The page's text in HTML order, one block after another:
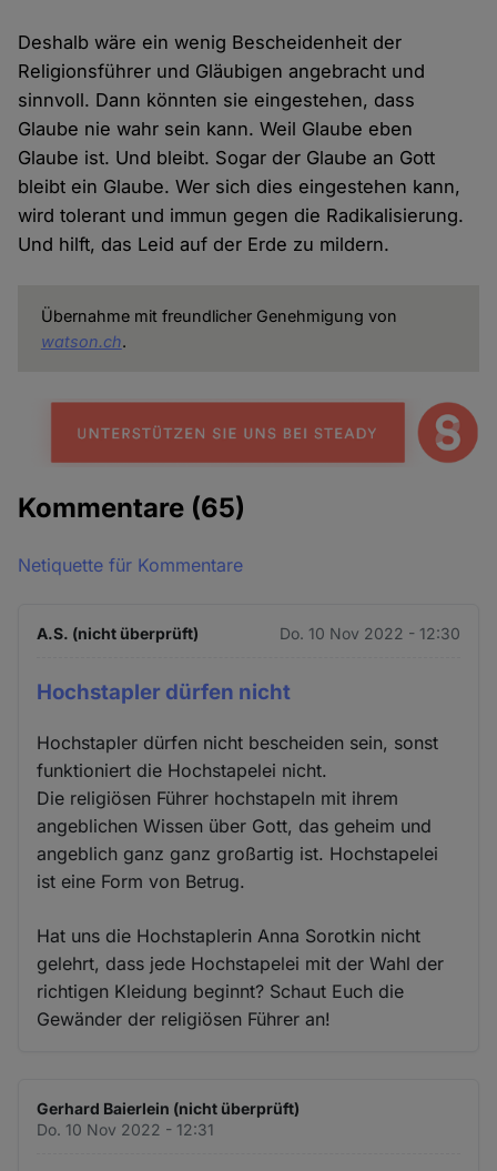
Deshalb wäre ein wenig Bescheidenheit der
Religionsführer und Gläubigen angebracht und
sinnvoll. Dann könnten sie eingestehen, dass
Glaube nie wahr sein kann. Weil Glaube eben
Glaube ist. Und bleibt. Sogar der Glaube an Gott
bleibt ein Glaube. Wer sich dies eingestehen kann,
wird tolerant und immun gegen die Radikalisierung.
Und hilft, das Leid auf der Erde zu mildern.
Übernahme mit freundlicher Genehmigung von
watson.ch.
Kommentare (65)
Netiquette für Kommentare
A.S. (nicht überprüft) Do. 10 Nov 2022 - 12:30
Hochstapler dürfen nicht
Hochstapler dürfen nicht bescheiden sein, sonst
funktioniert die Hochstapelei nicht.
Die religiösen Führer hochstapeln mit ihrem
angeblichen Wissen über Gott, das geheim und
angeblich ganz ganz großartig ist. Hochstapelei
ist eine Form von Betrug.
Hat uns die Hochstaplerin Anna Sorotkin nicht
gelehrt, dass jede Hochstapelei mit der Wahl der
richtigen Kleidung beginnt? Schaut Euch die
Gewänder der religiösen Führer an!
Gerhard Baierlein (nicht überprüft)
Do. 10 Nov 2022 - 12:31